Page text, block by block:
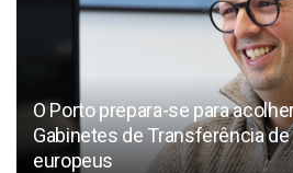
O Porto prepara-se para
Gabinetes de Transferência
europeus